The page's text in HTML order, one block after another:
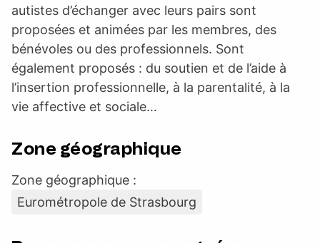
autistes d’échanger avec leurs pairs sont
proposées et animées par les membres, des
bénévoles ou des professionnels. Sont
également proposés : du soutien et de l’aide à
l’insertion professionnelle, à la parentalité, à la
vie affective et sociale…
Zone géographique
Zone géographique :
Eurométropole de Strasbourg